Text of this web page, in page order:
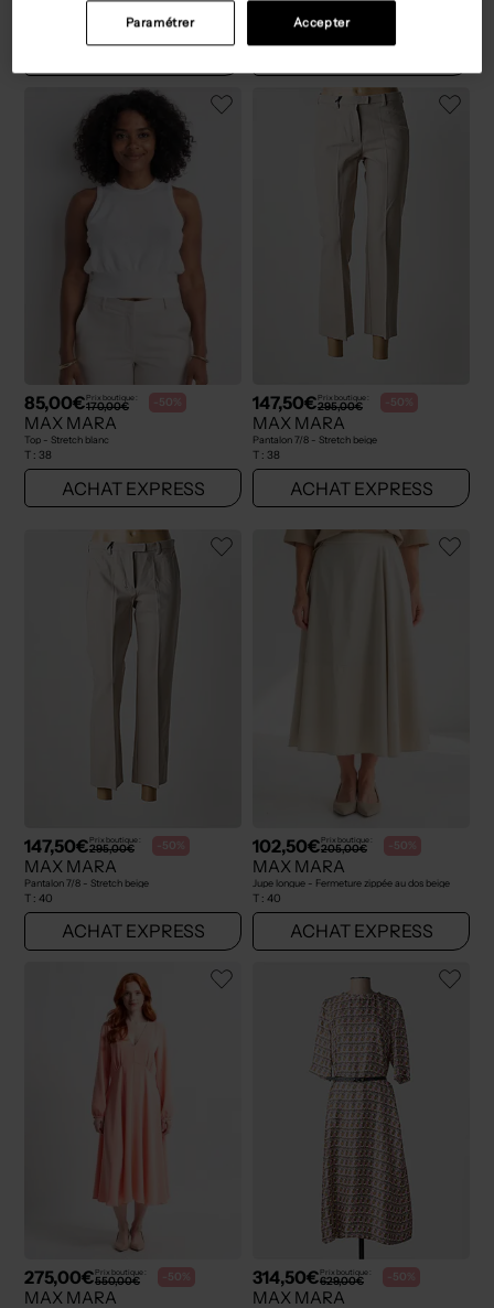
85,00€Prix boutique :
170,00€ -50%
MAX MARA
Top - Stretch blanc
T : 38
ACHAT EXPRESS
147,50€Prix boutique :
295,00€ -50%
MAX MARA
Pantalon 7/8 - Stretch beige
T : 38
ACHAT EXPRESS
147,50€Prix boutique :
295,00€ -50%
MAX MARA
Pantalon 7/8 - Stretch beige
T : 40
ACHAT EXPRESS
102,50€Prix boutique :
205,00€ -50%
MAX MARA
Jupe longue - Fermeture zippée au dos beige
T : 40
ACHAT EXPRESS
275,00€Prix boutique :
550,00€ -50%
MAX MARA
314,50€Prix boutique :
629,00€ -50%
MAX MARA
Accepter
Paramétrer